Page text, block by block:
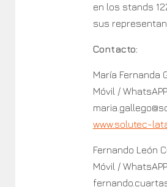
en los stands
sus
Contacto:
María Fernanda
Móvil /
www.solutec-
Fernando León
Móvil /